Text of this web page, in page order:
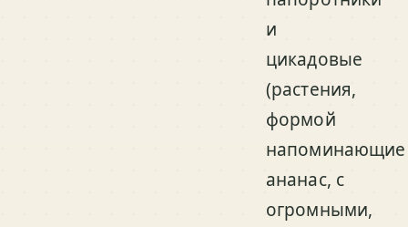
и
цикадовые
(растения,
формой
напоминающие
ананас, с
огромными,